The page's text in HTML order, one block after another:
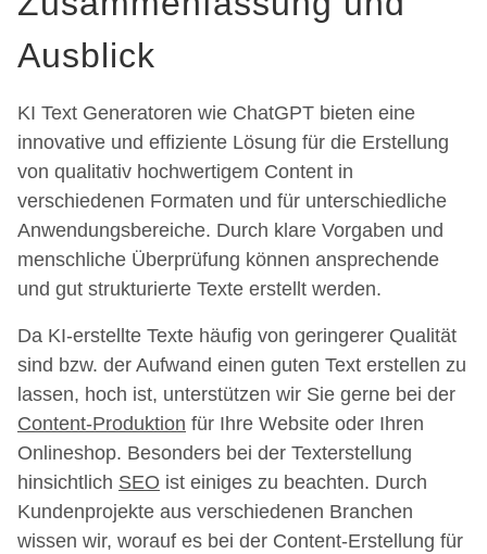
Ausblick
KI Text Generatoren wie ChatGPT bieten eine
innovative und effiziente Lösung für die Erstellung
von qualitativ hochwertigem Content in
verschiedenen Formaten und für unterschiedliche
Anwendungsbereiche. Durch klare Vorgaben und
menschliche Überprüfung können ansprechende
und gut strukturierte Texte erstellt werden.
Da KI-erstellte Texte häufig von geringerer Qualität
sind bzw. der Aufwand einen guten Text erstellen zu
lassen, hoch ist, unterstützen wir Sie gerne bei der
Content-Produktion für Ihre Website oder Ihren
Onlineshop. Besonders bei der Texterstellung
hinsichtlich SEO ist einiges zu beachten. Durch
Kundenprojekte aus verschiedenen Branchen
wissen wir, worauf es bei der Content-Erstellung für